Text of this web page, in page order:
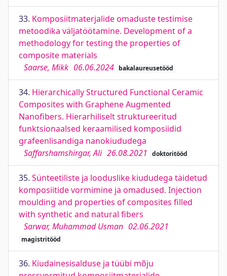
33. Komposiitmaterjalide omaduste testimise
metoodika väljatöötamine. Development of a
methodology for testing the properties of
composite materials
Saarse, Mikk 06.06.2024 bakalaureusetööd
34. Hierarchically Structured Functional Ceramic
Composites with Graphene Augmented
Nanofibers. Hierarhiliselt struktureeritud
funktsionaalsed keraamilised komposiidid
grafeenlisandiga nanokiududega
Saffarshamshirgar, Ali 26.08.2021 doktoritööd
35. Sünteetiliste ja looduslike kiududega täidetud
komposiitide vormimine ja omadused. Injection
moulding and properties of composites filled
with synthetic and natural fibers
Sarwar, Muhammad Usman 02.06.2021
magistritööd
36. Kiudainesisalduse ja tüübi mõju